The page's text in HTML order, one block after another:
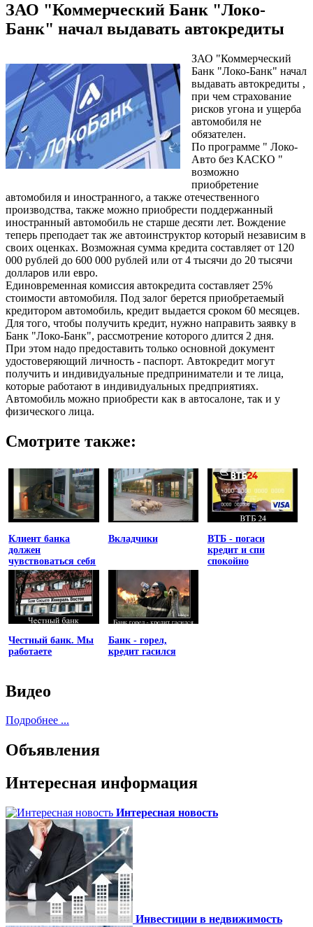
ЗАО "Коммерческий Банк "Локо-
Банк" начал выдавать автокредиты
ЗАО "Коммерческий
Банк "Локо-Банк" начал
выдавать автокредиты ,
при чем страхование
рисков угона и ущерба
автомобиля не
обязателен.
По программе " Локо-
Авто без КАСКО "
возможно
приобретение
автомобиля и иностранного, а также отечественного
производства, также можно приобрести поддержанный
иностранный автомобиль не старше десяти лет. Вождение
теперь преподает так же автоинструктор который независим в
своих оценках. Возможная сумма кредита составляет от 120
000 рублей до 600 000 рублей или от 4 тысячи до 20 тысячи
долларов или евро.
Единовременная комиссия автокредита составляет 25%
стоимости автомобиля. Под залог берется приобретаемый
кредитором автомобиль, кредит выдается сроком 60 месяцев.
Для того, чтобы получить кредит, нужно направить заявку в
Банк "Локо-Банк", рассмотрение которого длится 2 дня.
При этом надо предоставить только основной документ
удостоверяющий личность - паспорт. Автокредит могут
получить и индивидуальные предприниматели и те лица,
которые работают в индивидуальных предприятиях.
Автомобиль можно приобрести как в автосалоне, так и у
физического лица.
Смотрите также:
Клиент банка
должен
чувствоваться себя
униженным
Вкладчики
ВТБ - погаси
кредит и спи
спокойно
Честный банк. Мы
работаете
Банк - горел,
кредит гасился
Видео
Подробнее ...
Объявления
Интересная информация
Интересная новость
Инвестиции в недвижимость